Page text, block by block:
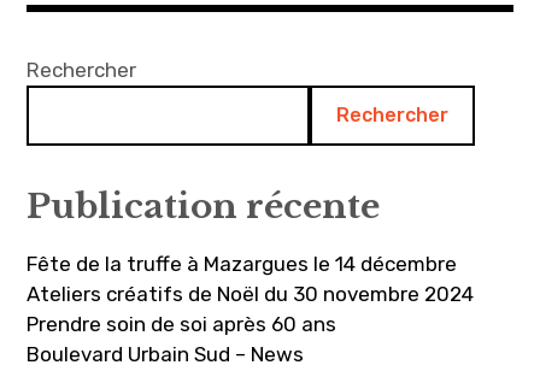
Rechercher
Rechercher
Publication récente
Fête de la truffe à Mazargues le 14 décembre
Ateliers créatifs de Noël du 30 novembre 2024
Prendre soin de soi après 60 ans
Boulevard Urbain Sud – News